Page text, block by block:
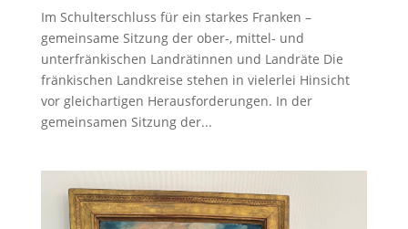
Im Schulterschluss für ein starkes Franken –
gemeinsame Sitzung der ober-, mittel- und
unterfränkischen Landrätinnen und Landräte Die
fränkischen Landkreise stehen in vielerlei Hinsicht
vor gleichartigen Herausforderungen. In der
gemeinsamen Sitzung der...